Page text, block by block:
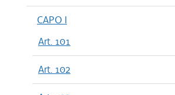
CAPO I
Art. 101
Art. 102